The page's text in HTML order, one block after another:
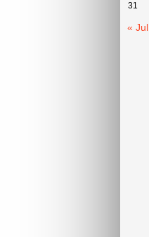
31
« Jul